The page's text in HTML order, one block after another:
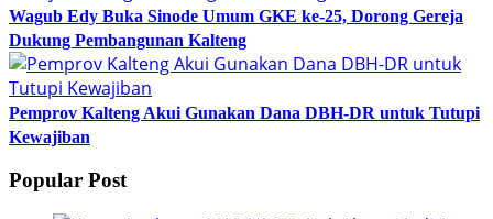
Wagub Edy Buka Sinode Umum GKE ke-25, Dorong Gereja
Dukung Pembangunan Kalteng
Pemprov Kalteng Akui Gunakan Dana DBH-DR untuk Tutupi
Kewajiban
Popular Post